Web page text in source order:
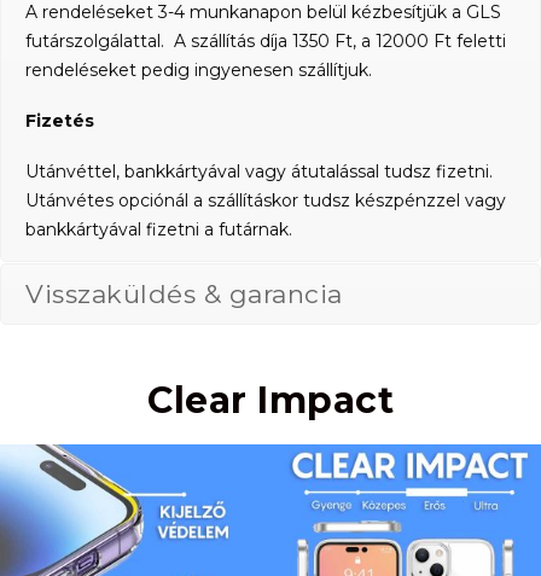
A rendeléseket 3-4 munkanapon belül kézbesítjük a GLS
futárszolgálattal. A szállítás díja 1350 Ft, a 12000 Ft feletti
rendeléseket pedig ingyenesen szállítjuk.
Fizetés
Utánvéttel, bankkártyával vagy átutalással tudsz fizetni.
Utánvétes opciónál a szállításkor tudsz készpénzzel vagy
bankkártyával fizetni a futárnak.
Visszaküldés & garancia
Clear Impact